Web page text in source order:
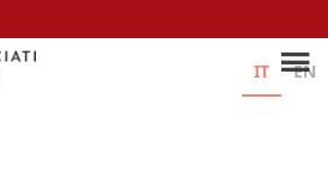
IT EN